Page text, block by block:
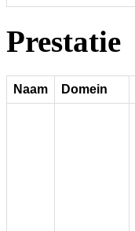
Prestatie
Naam Domein